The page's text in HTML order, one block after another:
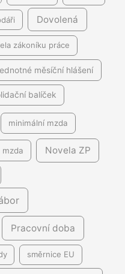
Dovolená
zákoníku práce
měsíční hlášení
balíček
minimální mzda
mzda Novela ZP
Pracovní doba
směrnice EU